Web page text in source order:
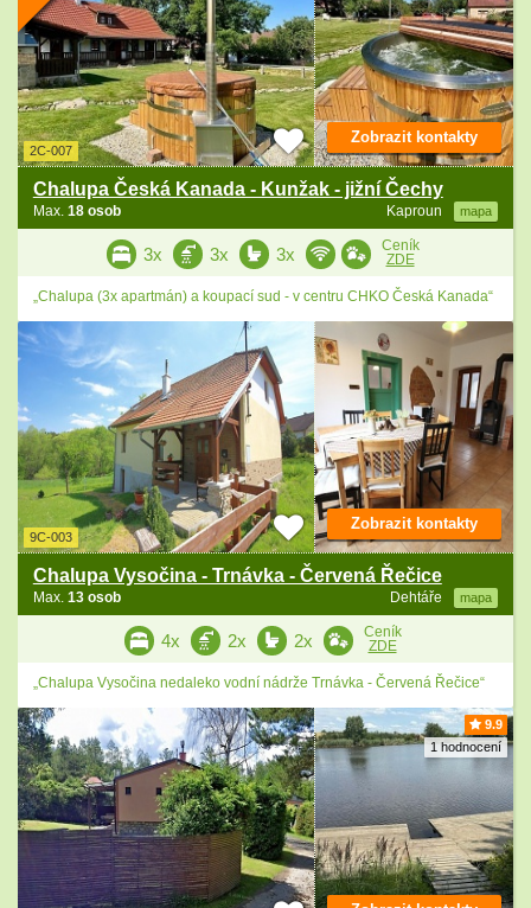
2C-007
Chalupa Česká Kanada - Kunžak - jižní Čechy
Kaproun mapa
Max. 18 osob
Zobrazit kontakty
3x 3x 3x
Ceník
ZDE
„Chalupa (3x apartmán) a koupací sud - v centru CHKO Česká Kanada“
9C-003
Chalupa Vysočina - Trnávka - Červená Řečice
Dehtáře mapa
Max. 13 osob
Zobrazit kontakty
4x 2x 2x
Ceník
ZDE
„Chalupa Vysočina nedaleko vodní nádrže Trnávka - Červená Řečice“
9.9
1 hodnocení